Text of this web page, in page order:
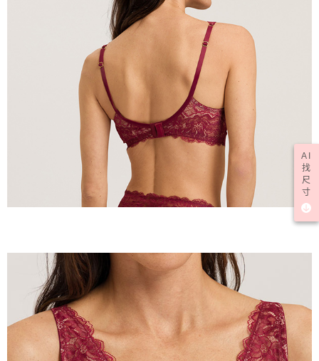
AI
找
尺
寸